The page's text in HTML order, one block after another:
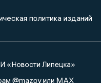
политика изданий
«Новости Липецка»
@mazovили MAX